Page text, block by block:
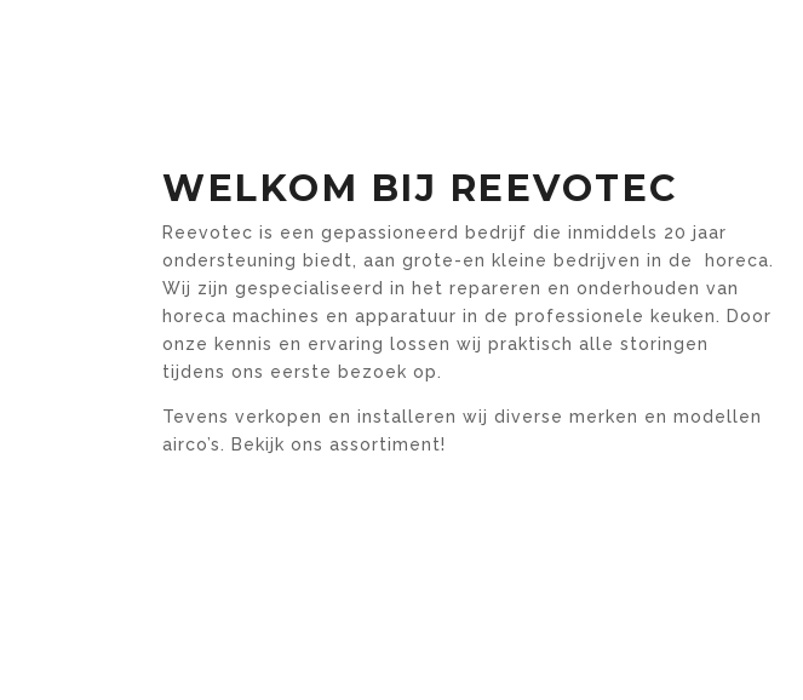
WELKOM BIJ REEVOTEC
Reevotec is een gepassioneerd bedrijf die inmiddels 20 jaar
ondersteuning biedt, aan grote-en kleine bedrijven in de horeca.
Wij zijn gespecialiseerd in het repareren en onderhouden van
horeca machines en apparatuur in de professionele keuken. Door
onze kennis en ervaring lossen wij praktisch alle storingen
tijdens ons eerste bezoek op.
Tevens verkopen en installeren wij diverse merken en modellen
airco’s. Bekijk ons assortiment!